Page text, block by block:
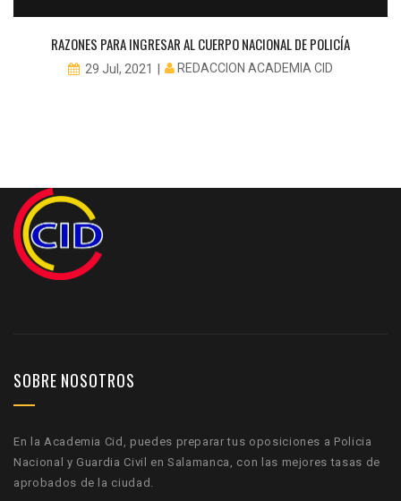
RAZONES PARA INGRESAR AL CUERPO NACIONAL DE POLICÍA
29 Jul, 2021 REDACCION ACADEMIA CID
SOBRE NOSOTROS
En la Academia Cid, puedes preparar tus oposiciones a Policia
Nacional y Guardia Civil en Salamanca, con las mejores tasas de
aprobados de la ciudad.